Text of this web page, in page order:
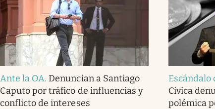
El Cronista Studio
Mediakit
abre en nueva pestaña
Ante la OA. Denuncian a Santiago
Caputo por tráfico de influencias y
conflicto de intereses
Escándalo
Cívica
polémica